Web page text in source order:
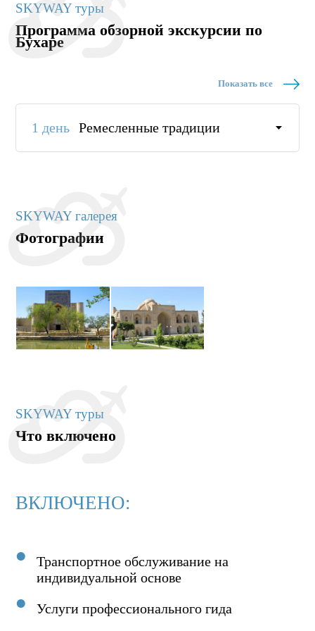
SKYWAY туры
Программа обзорной экскурсии по
Бухаре
Показать все
1 день Ремесленные традиции
SKYWAY галерея
Фотографии
SKYWAY туры
Что включено
ВКЛЮЧЕНО:
Транспортное обслуживание на
индивидуальной основе
Услуги профессионального гида